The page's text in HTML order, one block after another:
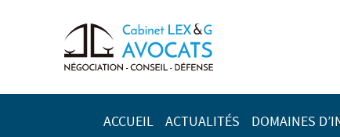
ACCUEIL ACTUALITÉS DOMAINES